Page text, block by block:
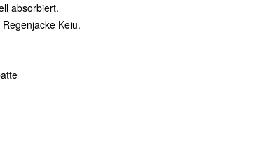
absorbiert.
Keiu.